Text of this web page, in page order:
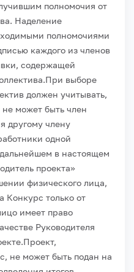
полномочия от
Наделение
полномочиями
каждого из членов
содержащей
При выборе
должен учитывать,
не может быть член
другому члену
одной
в настоящем
проекта»
физического лица,
Конкурс только от
имеет право
Руководителя
Проект,
не может быть подан на